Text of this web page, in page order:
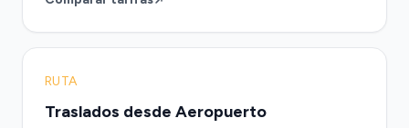
RUTA
Traslados desde Aeropuerto